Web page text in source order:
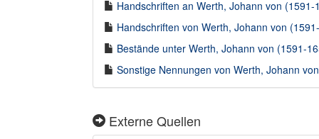
Handschriften an Werth, Johann von (1591-
Handschriften von Werth, Johann von
Bestände unter Werth, Johann von (1591-
Sonstige Nennungen von Werth, Johann
Externe Quellen